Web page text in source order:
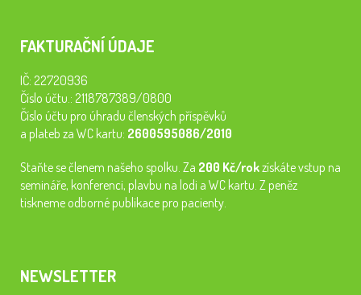
FAKTURAČNÍ ÚDAJE
IČ: 22720936
Číslo účtu.: 2118787389/0800
Číslo účtu pro úhradu členských příspěvků
a plateb za WC kartu: 2600595086/2010
Staňte se členem našeho spolku. Za 200 Kč/rokzískáte vstup na
semináře, konferenci, plavbu na lodi a WC kartu. Z peněz
tiskneme odborné publikace pro pacienty.
NEWSLETTER